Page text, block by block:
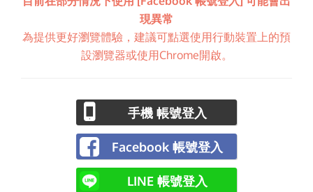
現異常
為提供更好瀏覽體驗，建議可點選使用行動裝置上的預
設瀏覽器或使用Chrome開啟。
手機 帳號登入
Facebook 帳號登入
LINE 帳號登入